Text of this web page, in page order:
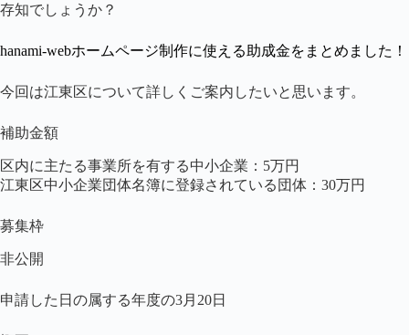
存知でしょうか？
hanami-webホームページ制作に使える助成金をまとめました！
今回は江東区について詳しくご案内したいと思います。
補助金額
区内に主たる事業所を有する中小企業：5万円
江東区中小企業団体名簿に登録されている団体：30万円
募集枠
非公開
申請した日の属する年度の3月20日